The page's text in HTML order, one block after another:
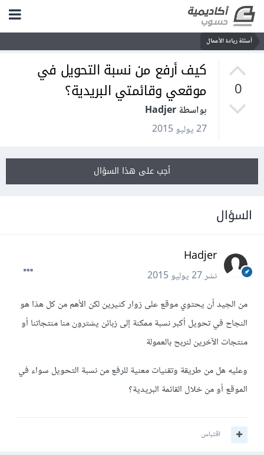
أسئلة ريادة الأعمال
0
كيف أرفع من نسبة التحويل في
موقعي وقائمتي البريدية؟
بواسطة Hadjer
27 يوليو 2015
أجب على هذا السؤال
السؤال
Hadjer
نشر27 يوليو 2015
من الجيد أن يحتوي موقع على زوار كثيرين لكن الأهم من كل هذا هو
النجاح في تحويل أكبر نسبة ممكنة إلى زبائن يشترون منا منتجاتنا أو
منتجات الآخرين لنربح بالعمولة
وعليه هل من طريقة وتقنيات معنية للرفع من نسبة التحويل سواء في
الموقع أو من خلال القائمة البريدية؟
اقتباس